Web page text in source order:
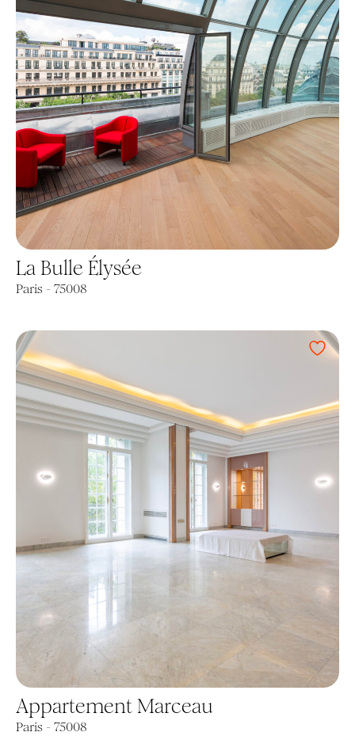
La Bulle Élysée
Paris - 75008
Appartement Marceau
Paris - 75008